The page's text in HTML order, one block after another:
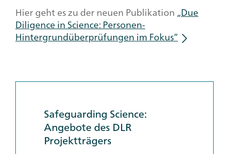
Hier geht es zu der neuen Publikation„Due
Diligence in Science: Personen-
Hintergrundüberprüfungen im Fokus“
Info
Safeguarding Science:
Angebote des DLR
Projektträgers